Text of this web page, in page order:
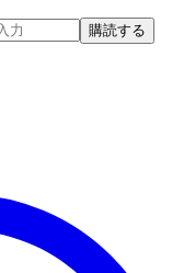
購読する